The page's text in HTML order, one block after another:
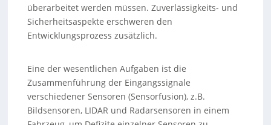
überarbeitet werden müssen. Zuverlässigkeits- und
Sicherheitsaspekte erschweren den
Entwicklungsprozess zusätzlich.
Eine der wesentlichen Aufgaben ist die
Zusammenführung der Eingangssignale
verschiedener Sensoren (Sensorfusion), z.B.
Bildsensoren, LIDAR und Radarsensoren in einem